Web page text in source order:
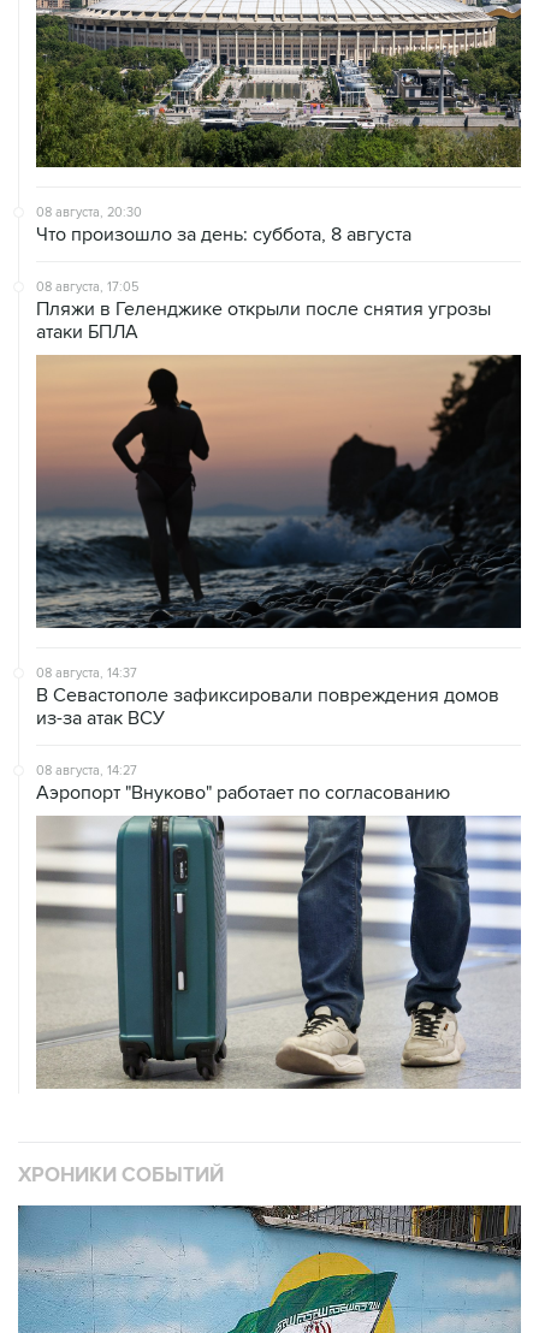
08 августа, 20:30
Что произошло за день: суббота, 8 августа
08 августа, 17:05
Пляжи в Геленджике открыли после снятия угрозы
атаки БПЛА
08 августа, 14:37
В Севастополе зафиксировали повреждения домов
из-за атак ВСУ
08 августа, 14:27
Аэропорт "Внуково" работает по согласованию
ХРОНИКИ СОБЫТИЙ